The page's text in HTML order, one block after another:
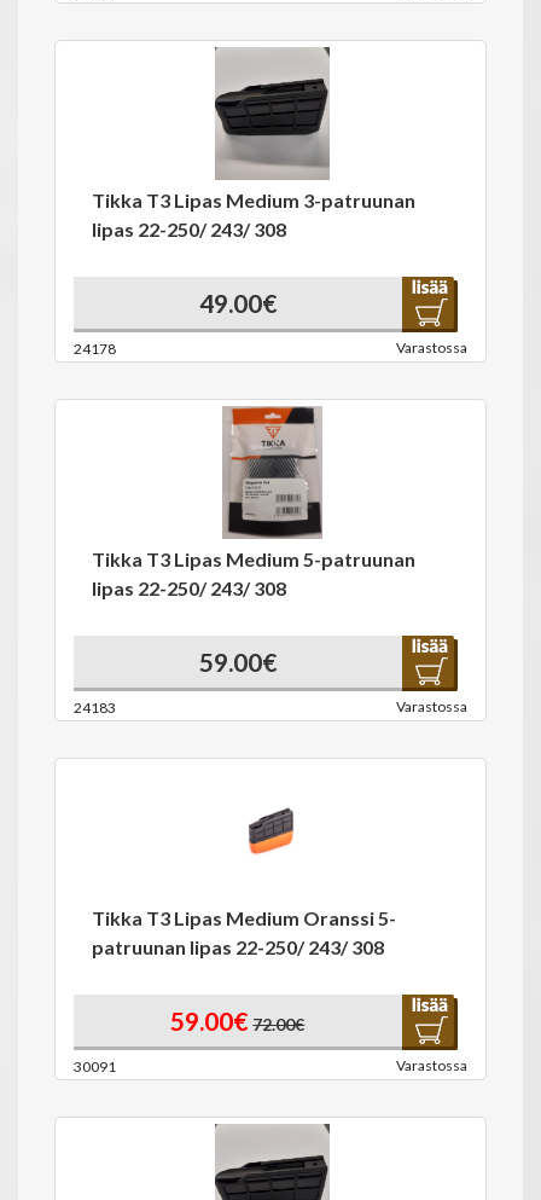
Tikka T3 Lipas Medium 3-patruunan
lipas 22-250/ 243/ 308
49.00€
24178 Varastossa
Tikka T3 Lipas Medium 5-patruunan
lipas 22-250/ 243/ 308
59.00€
24183 Varastossa
Tikka T3 Lipas Medium Oranssi 5-
patruunan lipas 22-250/ 243/ 308
59.00€ 72.00€
30091 Varastossa